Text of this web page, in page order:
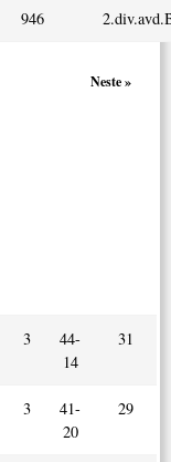
946
Neste »
3
44-
14
31
3
41-
20
29